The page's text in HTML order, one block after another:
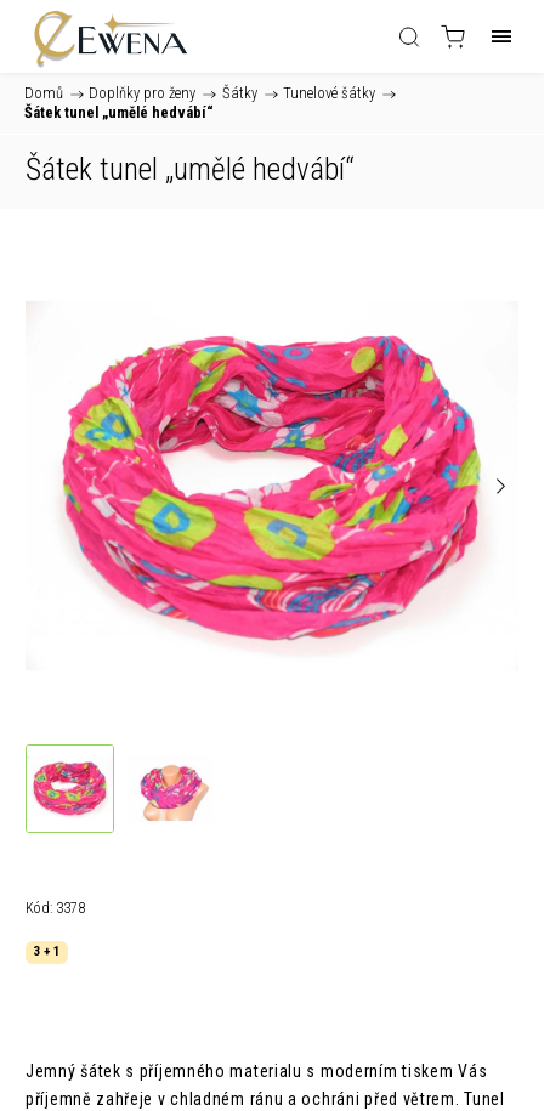
Domů / Doplňky pro ženy / Šátky / Tunelové šátky /
Šátek tunel „umělé hedvábí“
Šátek tunel „umělé hedvábí“
Kód: 3378
3 + 1
Jemný šátek s příjemného materialu s moderním tiskem Vás
příjemně zahřeje v chladném ránu a ochráni před větrem.Tunel